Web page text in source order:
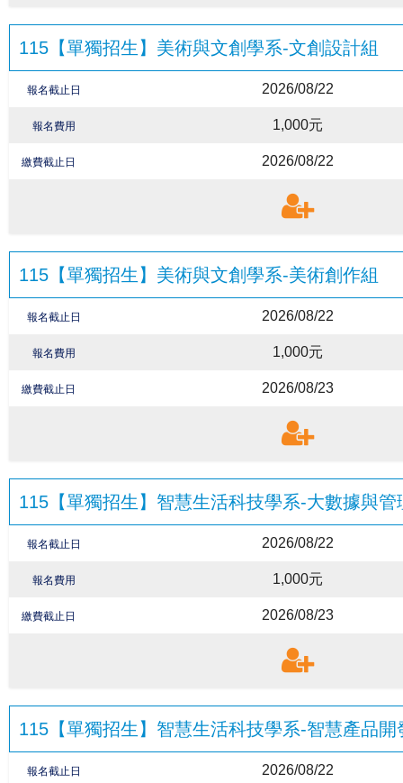
115【單獨招生】美術與文創學系-文創設計組
報名截止日 2026/08/22
報名費用 1,000元
繳費截止日 2026/08/22
115【單獨招生】美術與文創學系-美術創作組
報名截止日 2026/08/22
報名費用 1,000元
繳費截止日 2026/08/23
115【單獨招生】智慧生活科技學系-大數據與管
報名截止日 2026/08/22
報名費用 1,000元
繳費截止日 2026/08/23
115【單獨招生】智慧生活科技學系-智慧產品開
報名截止日 2026/08/22